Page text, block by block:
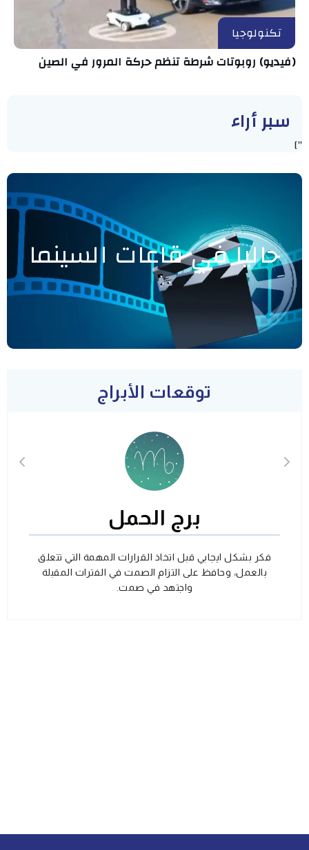
تكنولوجيا
(فيديو) روبوتات شرطة تنظم حركة المرور في الصين
سبر أراء
"]
حاليا في قاعات السينما
توقعات الأبراج
برج الحمل
فكر بشكل ايجابي قبل اتخاذ القرارات المهمة التي تتعلق
بالعمل، وحافظ على التزام الصمت في الفترات المقبلة
واجتهد في صمت.